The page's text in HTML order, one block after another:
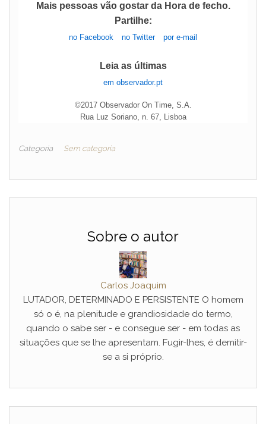
Mais pessoas vão gostar da Hora de fecho.
Partilhe:
no Facebook no Twitter por e-mail
Leia as últimas
em observador.pt
©2017 Observador On Time, S.A.
Rua Luz Soriano, n. 67, Lisboa
Categoria Sem categoria
Sobre o autor
Carlos Joaquim
LUTADOR, DETERMINADO E PERSISTENTE O homem
só o é, na plenitude e grandiosidade do termo,
quando o sabe ser - e consegue ser - em todas as
situações que se lhe apresentam. Fugir-lhes, é demitir-
se a si próprio.